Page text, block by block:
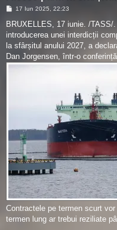
M
s
j
17 Iun 2025, 22:23
BRUXELLES, 17 iunie. /TASS/
introducerea unei interdicții
la sfârșitul anului 2027, a
Dan Jorgensen, într-o
Contractele pe termen scurt
termen lung ar trebui reziliate